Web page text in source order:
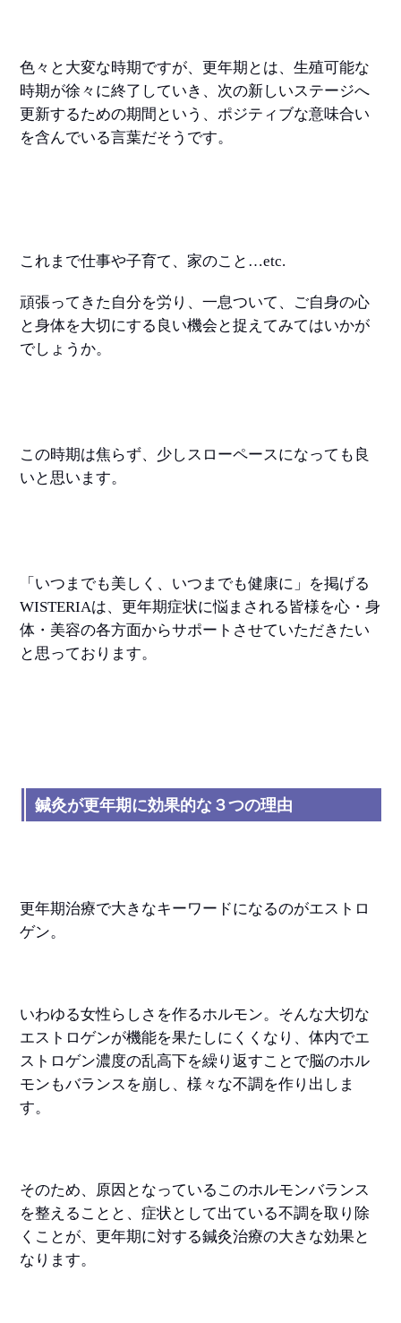
色々と大変な時期ですが、更年期とは、生殖可能な
時期が徐々に終了していき、次の新しいステージへ
更新するための期間という、ポジティブな意味合い
を含んでいる言葉だそうです。
これまで仕事や子育て、家のこと…etc.
頑張ってきた自分を労り、一息ついて、ご自身の心
と身体を大切にする良い機会と捉えてみてはいかが
でしょうか。
この時期は焦らず、少しスローペースになっても良
いと思います。
「いつまでも美しく、いつまでも健康に」を掲げる
WISTERIAは、更年期症状に悩まされる皆様を心・身
体・美容の各方面からサポートさせていただきたい
と思っております。
鍼灸が更年期に効果的な３つの理由
更年期治療で大きなキーワードになるのがエストロ
ゲン。
いわゆる女性らしさを作るホルモン。そんな大切な
エストロゲンが機能を果たしにくくなり、体内でエ
ストロゲン濃度の乱高下を繰り返すことで脳のホル
モンもバランスを崩し、様々な不調を作り出しま
す。
そのため、原因となっているこのホルモンバランス
を整えることと、症状として出ている不調を取り除
くことが、更年期に対する鍼灸治療の大きな効果と
なります。